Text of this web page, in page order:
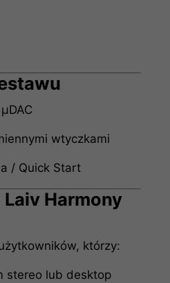
wtyczkami
/ Quick Start
Harmony
którzy:
stereo lub desktop